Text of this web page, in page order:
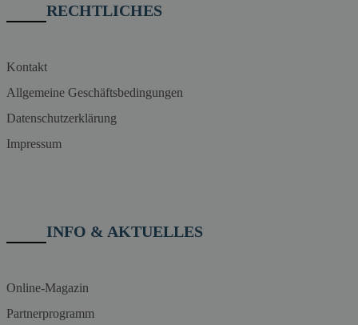
RECHTLICHES
Kontakt
Allgemeine Geschäftsbedingungen
Datenschutzerklärung
Impressum
INFO & AKTUELLES
Online-Magazin
Partnerprogramm